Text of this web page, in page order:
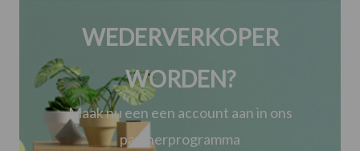
WEDERVERKOPER
WORDEN?
Maak nu een een account aan in ons
partnerprogramma